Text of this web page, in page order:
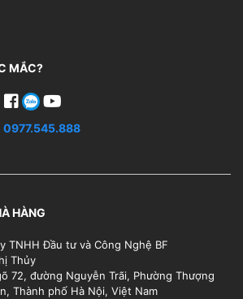
MẮC?
0977.545.888
HÀNG
TNHH Đầu tư và Công Nghệ BF
Thủy
72, đường Nguyễn Trãi, Phường Thượng
Thành phố Hà Nội, Việt Nam